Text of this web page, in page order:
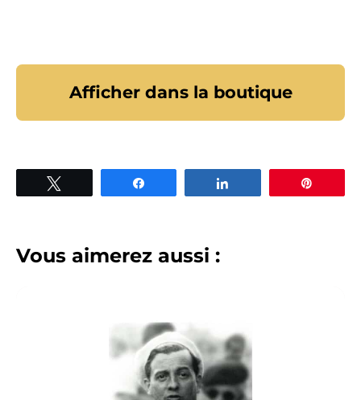
Afficher dans la boutique
Vous aimerez aussi :